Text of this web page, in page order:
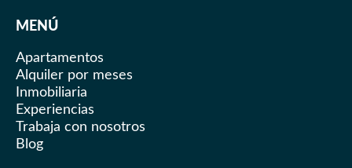
MENÚ
Apartamentos
Alquiler por meses
Inmobiliaria
Experiencias
Trabaja con nosotros
Blog